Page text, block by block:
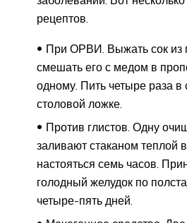
рецептов.
При ОРВИ. Выжать сок из
смешать его с медом в
одному. Пить четыре раза в
столовой ложке.
Против глистов. Одну
заливают стаканом теплой
настояться семь часов.
голодный желудок по
четыре-пять дней.